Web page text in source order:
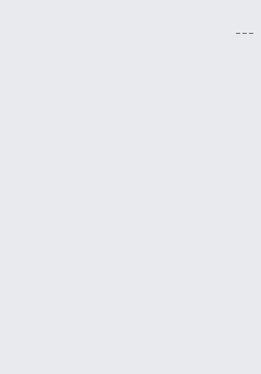
---